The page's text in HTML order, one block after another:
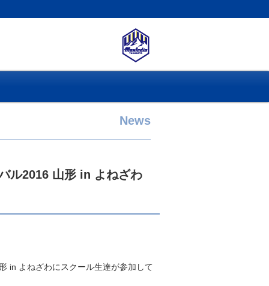
News
ル2016 山形 in よねざわ
in よねざわにスクール生達が参加して